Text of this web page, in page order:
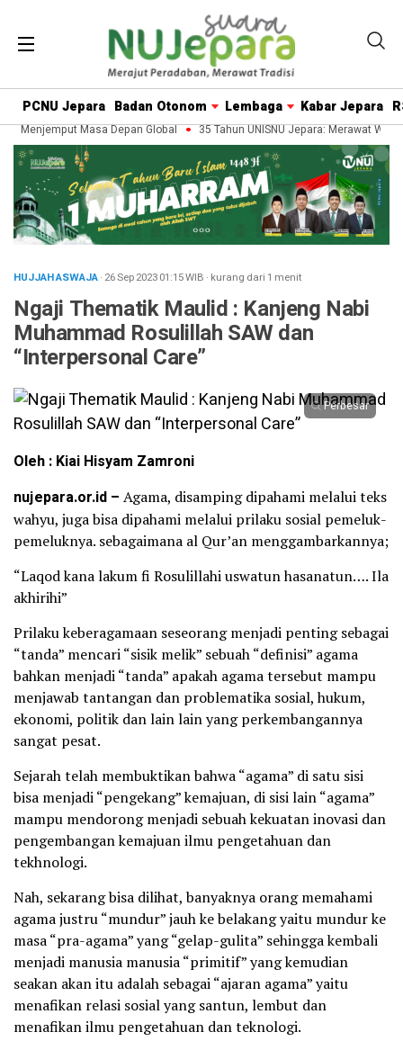
PCNU Jepara Badan Otonom Lembaga Kabar Jepara
Menjemput Masa Depan Global 35 Tahun UNISNU Jepara: Merawat
HUJJAH ASWAJA· 26 Sep 202301:15WIB · kurang dari 1 menit
Ngaji Thematik Maulid : Kanjeng Nabi
Muhammad Rosulillah SAW dan
“Interpersonal Care”
Perbesar
Oleh : Kiai Hisyam Zamroni
nujepara.or.id – Agama, disamping dipahami melalui teks
wahyu, juga bisa dipahami melalui prilaku sosial pemeluk-
pemeluknya. sebagaimana al Qur’an menggambarkannya;
“Laqod kana lakum fi Rosulillahi uswatun hasanatun…. Ila
akhirihi”
Prilaku keberagamaan seseorang menjadi penting sebagai
“tanda” mencari “sisik melik” sebuah “definisi” agama
bahkan menjadi “tanda” apakah agama tersebut mampu
menjawab tantangan dan problematika sosial, hukum,
ekonomi, politik dan lain lain yang perkembangannya
sangat pesat.
Sejarah telah membuktikan bahwa “agama” di satu sisi
bisa menjadi “pengekang” kemajuan, di sisi lain “agama”
mampu mendorong menjadi sebuah kekuatan inovasi dan
pengembangan kemajuan ilmu pengetahuan dan
tekhnologi.
Nah, sekarang bisa dilihat, banyaknya orang memahami
agama justru “mundur” jauh ke belakang yaitu mundur ke
masa “pra-agama” yang “gelap-gulita” sehingga kembali
menjadi manusia manusia “primitif” yang kemudian
seakan akan itu adalah sebagai “ajaran agama” yaitu
menafikan relasi sosial yang santun, lembut dan
menafikan ilmu pengetahuan dan teknologi.